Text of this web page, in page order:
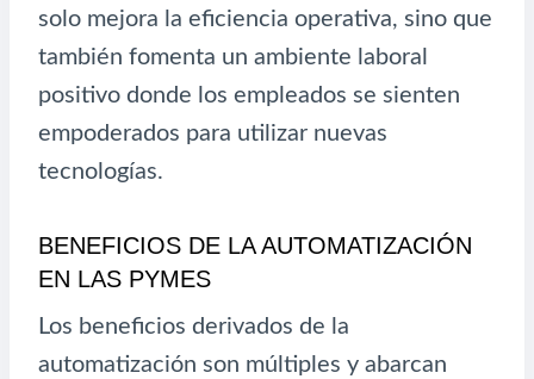
solo mejora la eficiencia operativa, sino que
también fomenta un ambiente laboral
positivo donde los empleados se sienten
empoderados para utilizar nuevas
tecnologías.
BENEFICIOS DE LA AUTOMATIZACIÓN
EN LAS PYMES
Los beneficios derivados de la
automatización son múltiples y abarcan